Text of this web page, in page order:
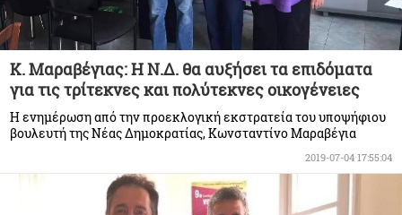
Κ. Μαραβέγιας: Η Ν.Δ. θα αυξήσει τα επιδόματα
για τις τρίτεκνες και πολύτεκνες οικογένειες
Η ενημέρωση από την προεκλογική εκστρατεία του υποψήφιου
βουλευτή της Νέας Δημοκρατίας, Κωνσταντίνο Μαραβέγια
2019-07-04 17:55:04